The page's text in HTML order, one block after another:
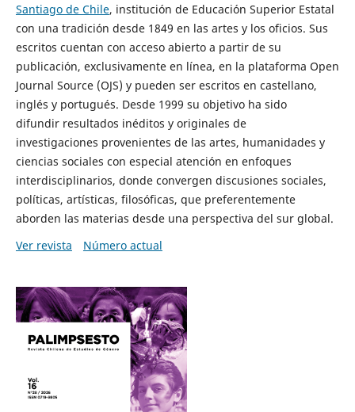
Santiago de Chile, institución de Educación Superior Estatal
con una tradición desde 1849 en las artes y los oficios. Sus
escritos cuentan con acceso abierto a partir de su
publicación, exclusivamente en línea, en la plataforma Open
Journal Source (OJS) y pueden ser escritos en castellano,
inglés y portugués. Desde 1999 su objetivo ha sido
difundir resultados inéditos y originales de
investigaciones provenientes de las artes, humanidades y
ciencias sociales con especial atención en enfoques
interdisciplinarios, donde convergen discusiones sociales,
políticas, artísticas, filosóficas, que preferentemente
aborden las materias desde una perspectiva del sur global.
Ver revista
Número actual